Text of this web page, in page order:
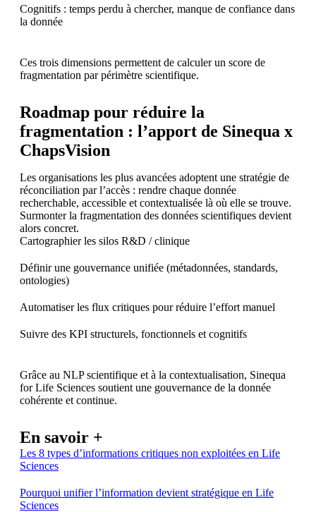
Cognitifs : temps perdu à chercher, manque de confiance dans
la donnée
Ces trois dimensions permettent de calculer un score de
fragmentation par périmètre scientifique.
Roadmap pour réduire la
fragmentation : l’apport de Sinequa x
ChapsVision
Les organisations les plus avancées adoptent une stratégie de
réconciliation par l’accès : rendre chaque donnée
recherchable, accessible et contextualisée là où elle se trouve.
Surmonter la fragmentation des données scientifiques devient
alors concret.
Cartographier les silos R&D / clinique
Définir une gouvernance unifiée (métadonnées, standards,
ontologies)
Automatiser les flux critiques pour réduire l’effort manuel
Suivre des KPI structurels, fonctionnels et cognitifs
Grâce au NLP scientifique et à la contextualisation, Sinequa
for Life Sciences soutient une gouvernance de la donnée
cohérente et continue.
En savoir +
Les 8 types d’informations critiques non exploitées en Life
Sciences
Pourquoi unifier l’information devient stratégique en Life
Sciences